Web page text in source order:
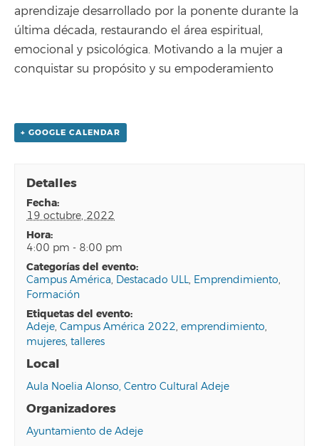
aprendizaje desarrollado por la ponente durante la
última década, restaurando el área espiritual,
emocional y psicológica. Motivando a la mujer a
conquistar su propósito y su empoderamiento
+ GOOGLE CALENDAR
Detalles
fecha:
19 octubre, 2022
hora:
4:00 pm - 8:00 pm
categorías del evento:
Campus América, Destacado ULL, Emprendimiento,
Formación
etiquetas del evento:
Adeje,Campus América 2022,emprendimiento,
mujeres,talleres
Local
Aula Noelia Alonso, Centro Cultural Adeje
Organizadores
Ayuntamiento de Adeje